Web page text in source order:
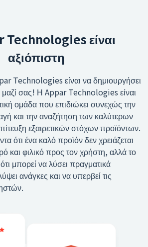
Technologies είναι
αξιόπιστη
Technologies είναι να δημιουργήσει
μαζί σας! Η Appar Technologies είναι
ομάδα που επιδιώκει συνεχώς την
και την αναζήτηση των καλύτερων
εξαιρετικών στόχων προϊόντων.
ότι ένα καλό προϊόν δεν χρειάζεται
και φιλικό προς τον χρήστη, αλλά το
μπορεί να λύσει πραγματικά
ανάγκες και να υπερβεί τις